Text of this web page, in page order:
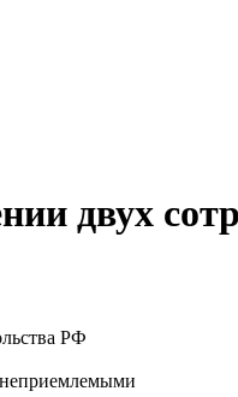
двух
неприемлемыми